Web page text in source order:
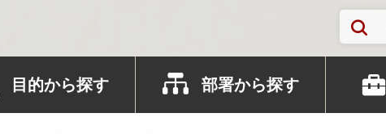
目的から探す 部署から探す